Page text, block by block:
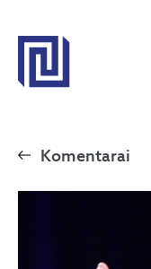
Komentarai